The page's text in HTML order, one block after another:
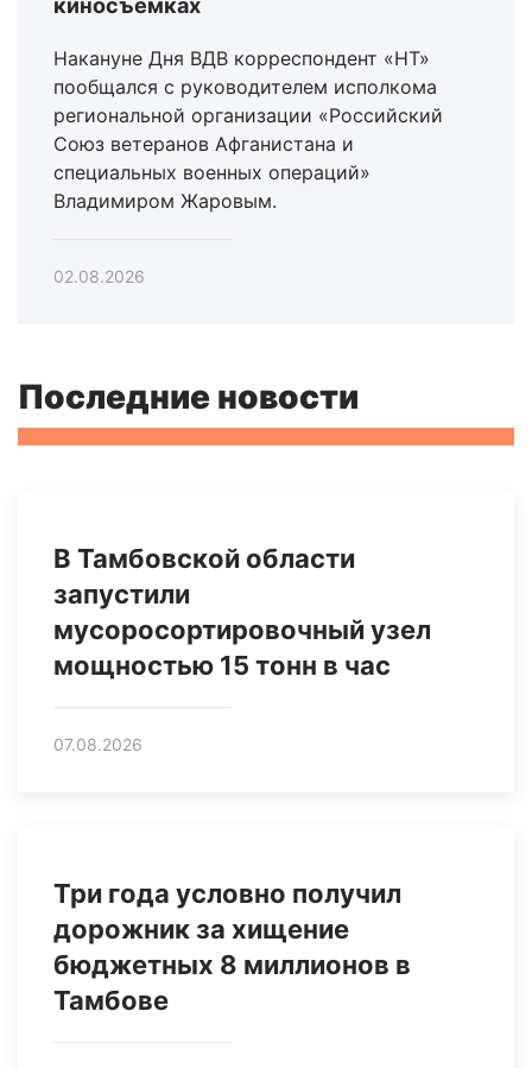
киносъёмках
Накануне Дня ВДВ корреспондент «НТ»
пообщался с руководителем исполкома
региональной организации «Российский
Союз ветеранов Афганистана и
специальных военных операций»
Владимиром Жаровым.
02.08.2026
Последние новости
В Тамбовской области
запустили
мусоросортировочный узел
мощностью 15 тонн в час
07.08.2026
Три года условно получил
дорожник за хищение
бюджетных 8 миллионов в
Тамбове